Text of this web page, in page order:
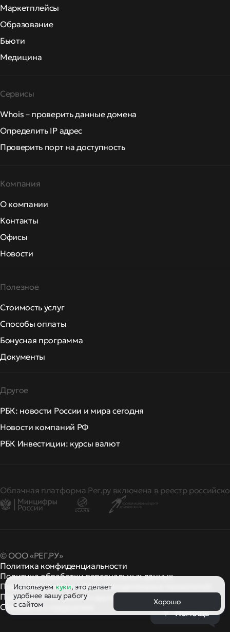
Маркетплейсы
Образование
Бьюти
Медицина
Сервисы
Whois – проверить данные домена
Определить IP адрес
Проверить порт на доступность
Компания
О компании
Контакты
Офисы
Новости
Полезное
Стоимость услуг
Способы оплаты
Бонусная программа
Документы
Другое
РБК: новости России и мира сегодня
Новости компаний РФ
РБК Инвестиции: курсы валют
Облачная платформа Рег.ру включена в реестр
© ООО «РЕГ.РУ»
Политика конфиденциальности
Политика обработки персональных данных
Правила применения рекомендательных технологий
Правила пользованияи другие
правила и политики
Сообщить о нарушении
Используем куки, это делает
удобнее вашу работу
с сайтом
Хорошо
Помощь